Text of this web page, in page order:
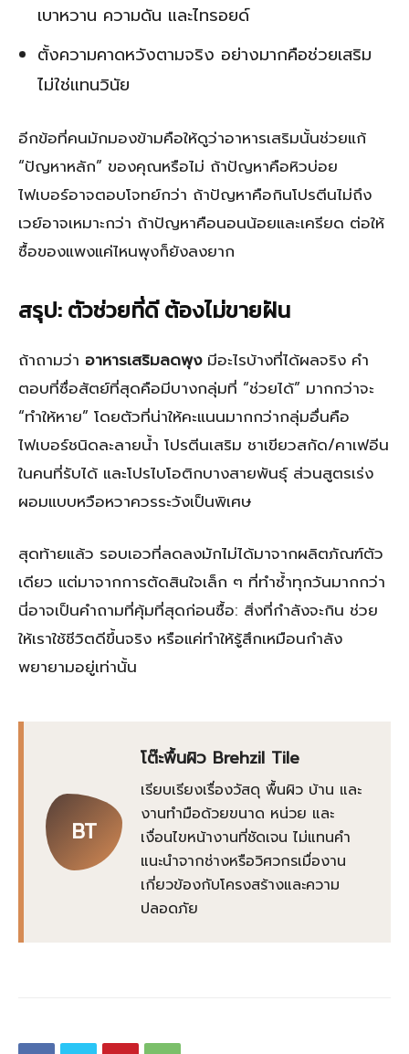
เบาหวาน ความดัน และไทรอยด์
ตั้งความคาดหวังตามจริง อย่างมากคือช่วยเสริม
ไม่ใช่แทนวินัย
อีกข้อที่คนมักมองข้ามคือให้ดูว่าอาหารเสริมนั้นช่วยแก้
“ปัญหาหลัก” ของคุณหรือไม่ ถ้าปัญหาคือหิวบ่อย
ไฟเบอร์อาจตอบโจทย์กว่า ถ้าปัญหาคือกินโปรตีนไม่ถึง
เวย์อาจเหมาะกว่า ถ้าปัญหาคือนอนน้อยและเครียด ต่อให้
ซื้อของแพงแค่ไหนพุงก็ยังลงยาก
สรุป: ตัวช่วยที่ดี ต้องไม่ขายฝัน
ถ้าถามว่า อาหารเสริมลดพุงมีอะไรบ้างที่ได้ผลจริง คำ
ตอบที่ซื่อสัตย์ที่สุดคือมีบางกลุ่มที่ “ช่วยได้” มากกว่าจะ
“ทำให้หาย” โดยตัวที่น่าให้คะแนนมากกว่ากลุ่มอื่นคือ
ไฟเบอร์ชนิดละลายน้ำ โปรตีนเสริม ชาเขียวสกัด/คาเฟอีน
ในคนที่รับได้ และโปรไบโอติกบางสายพันธุ์ ส่วนสูตรเร่ง
ผอมแบบหวือหวาควรระวังเป็นพิเศษ
สุดท้ายแล้ว รอบเอวที่ลดลงมักไม่ได้มาจากผลิตภัณฑ์ตัว
เดียว แต่มาจากการตัดสินใจเล็ก ๆ ที่ทำซ้ำทุกวันมากกว่า
นี่อาจเป็นคำถามที่คุ้มที่สุดก่อนซื้อ: สิ่งที่กำลังจะกิน ช่วย
ให้เราใช้ชีวิตดีขึ้นจริง หรือแค่ทำให้รู้สึกเหมือนกำลัง
พยายามอยู่เท่านั้น
BT
โต๊ะพื้นผิว Brehzil Tile
เรียบเรียงเรื่องวัสดุ พื้นผิว บ้าน และ
งานทำมือด้วยขนาด หน่วย และ
เงื่อนไขหน้างานที่ชัดเจน ไม่แทนคำ
แนะนำจากช่างหรือวิศวกรเมื่องาน
เกี่ยวข้องกับโครงสร้างและความ
ปลอดภัย